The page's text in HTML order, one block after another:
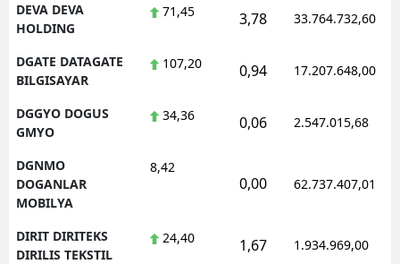
DEVA DEVA
HOLDING
71,45 3,78 33.764.732,60
DGATE DATAGATE
BILGISAYAR
107,20 0,94 17.207.648,00
DGGYO DOGUS
GMYO
34,36 0,06 2.547.015,68
DGNMO
DOGANLAR
MOBILYA
8,42
0,00 62.737.407,01
DIRIT DIRITEKS
DIRILIS TEKSTIL
24,40 1,67 1.934.969,00